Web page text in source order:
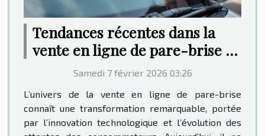
Tendances récentes dans la
vente en ligne de pare-brise et
leur impact sur les
Samedi 7 février 2026 03:26
L’univers de la vente en ligne de pare-brise
connaît une transformation remarquable, portée
par l’innovation technologique et l’évolution des